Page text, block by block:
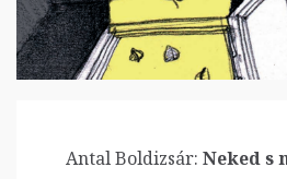
Antal Boldizsár: Neked s